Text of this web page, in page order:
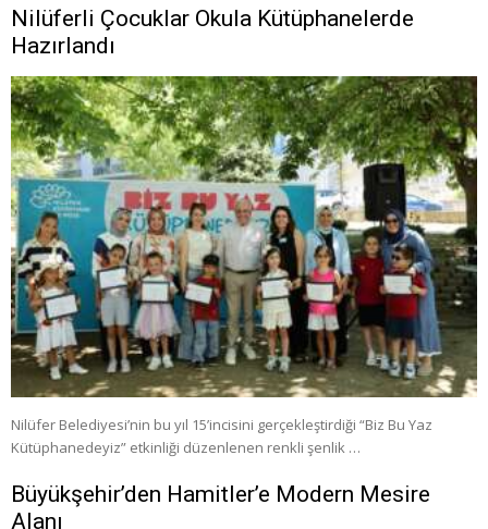
Nilüferli Çocuklar Okula Kütüphanelerde
Hazırlandı
Nilüfer Belediyesi’nin bu yıl 15’incisini gerçekleştirdiği “Biz Bu Yaz
Kütüphanedeyiz” etkinliği düzenlenen renkli şenlik …
Büyükşehir’den Hamitler’e Modern Mesire
Alanı